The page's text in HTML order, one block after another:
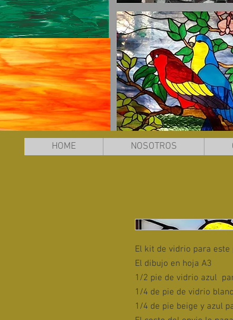
El kit de vidrio para este
El dibujo en hoja A3
1/2 pie de vidrio azul
1/4 de pie de vidrio
1/4 de pie beige y azul
HOME NOSOTROS